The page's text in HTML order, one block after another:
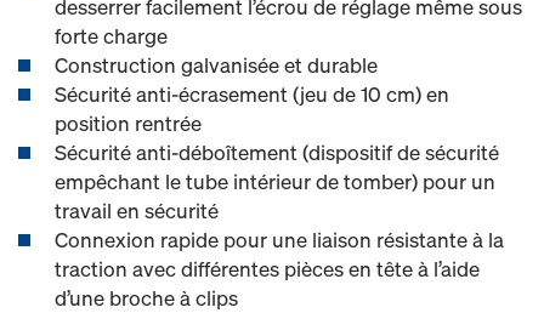
desserrer facilement l’écrou de réglage même sous
forte charge
Construction galvanisée et durable
Sécurité anti-écrasement (jeu de 10 cm) en
position rentrée
Sécurité anti-déboîtement (dispositif de sécurité
empêchant le tube intérieur de tomber) pour un
travail en sécurité
Connexion rapide pour une liaison résistante à la
traction avec différentes pièces en tête à l’aide
d’une broche à clips